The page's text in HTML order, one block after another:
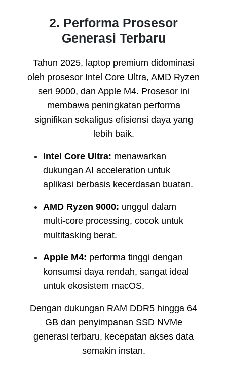
2. Performa Prosesor
Generasi Terbaru
Tahun 2025, laptop premium didominasi
oleh prosesor Intel Core Ultra, AMD Ryzen
seri 9000, dan Apple M4. Prosesor ini
membawa peningkatan performa
signifikan sekaligus efisiensi daya yang
lebih baik.
Intel Core Ultra: menawarkan
dukungan AI acceleration untuk
aplikasi berbasis kecerdasan buatan.
AMD Ryzen 9000: unggul dalam
multi-core processing, cocok untuk
multitasking berat.
Apple M4: performa tinggi dengan
konsumsi daya rendah, sangat ideal
untuk ekosistem macOS.
Dengan dukungan RAM DDR5 hingga 64
GB dan penyimpanan SSD NVMe
generasi terbaru, kecepatan akses data
semakin instan.